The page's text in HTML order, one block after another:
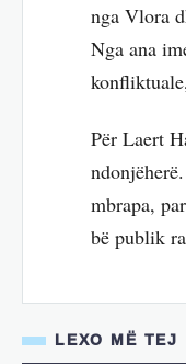
nga Vlora
Nga ana
Për Laert
mbrapa,
bë publik
LEXO MË TEJ